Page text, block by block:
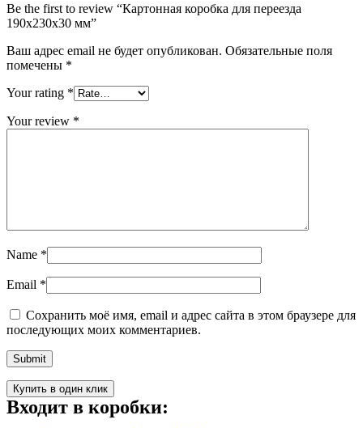
Be the first to review “Картонная коробка для переезда
190х230х30 мм”
Ваш адрес email не будет опубликован. Обязательные поля
помечены *
Your rating *
Your review *
Name *
Email *
Сохранить моё имя, email и адрес сайта в этом браузере для
последующих моих комментариев.
Купить в один клик
Входит в коробки: